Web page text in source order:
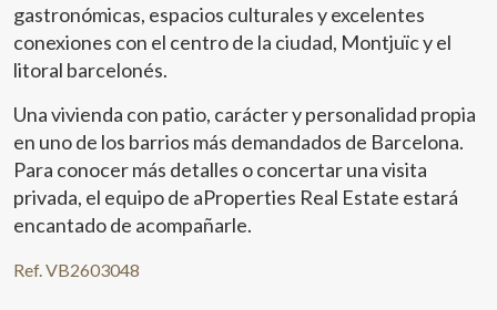
gastronómicas, espacios culturales y excelentes
conexiones con el centro de la ciudad, Montjuïc y el
litoral barcelonés.
Una vivienda con patio, carácter y personalidad propia
en uno de los barrios más demandados de Barcelona.
Para conocer más detalles o concertar una visita
privada, el equipo de aProperties Real Estate estará
encantado de acompañarle.
Ref. VB2603048
Modificar cookies
Este sitio web utiliza Cookies propias para recopilar
información con la finalidad de mejorar nuestros servicios.
Si continua navegando, supone la aceptación de la
instalación de las mismas. El usuario tiene la posibilidad
de configurar su navegador pudiendo, si así lo desea,
impedir que sean instaladas en su disco duro, aunque
deberá tener en cuenta que dicha acción podrá ocasionar